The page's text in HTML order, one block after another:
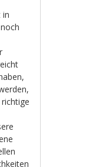
in